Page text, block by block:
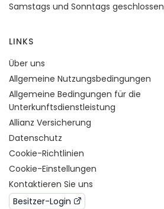
Samstags und Sonntags geschlossen
LINKS
Über uns
Allgemeine Nutzungsbedingungen
Allgemeine Bedingungen für die
Unterkunftsdienstleistung
Allianz Versicherung
Datenschutz
Cookie-Richtlinien
Cookie-Einstellungen
Kontaktieren Sie uns
Besitzer-Login